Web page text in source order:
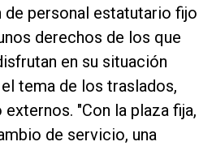
personal estatutario fijo
derechos de los que
en su situación
tema de los traslados,
"Con la plaza fija,
de servicio, una